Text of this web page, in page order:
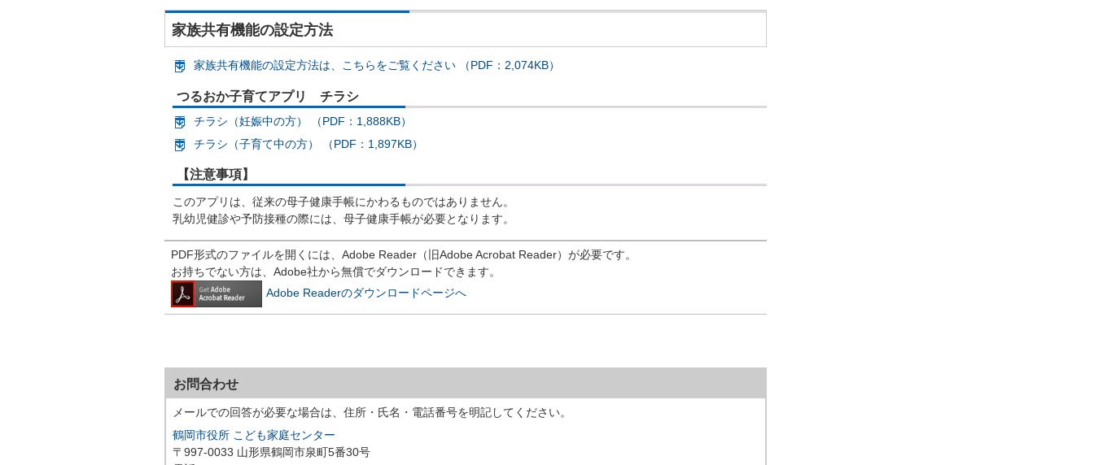
家族共有機能の設定方法
家族共有機能の設定方法は、こちらをご覧ください （PDF：2,074KB）
つるおか子育てアプリ チラシ
チラシ（妊娠中の方） （PDF：1,888KB）
チラシ（子育て中の方） （PDF：1,897KB）
【注意事項】
このアプリは、従来の母子健康手帳にかわるものではありません。
乳幼児健診や予防接種の際には、母子健康手帳が必要となります。
PDF形式のファイルを開くには、Adobe Reader（旧Adobe Acrobat Reader）が必要です。
お持ちでない方は、Adobe社から無償でダウンロードできます。
Adobe Readerのダウンロードページへ
お問合わせ
メールでの回答が必要な場合は、住所・氏名・電話番号を明記してください。
鶴岡市役所 こども家庭センター
〒997-0033 山形県鶴岡市泉町5番30号